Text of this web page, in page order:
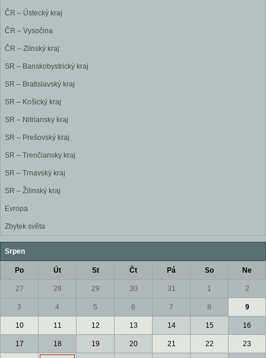
ČR – Ústecký kraj
ČR – Vysočina
ČR – Zlínský kraj
SR – Banskobystrický kraj
SR – Bratislavský kraj
SR – Košický kraj
SR – Nitriansky kraj
SR – Prešovský kraj
SR – Trenčiansky kraj
SR – Trnavský kraj
SR – Žilinský kraj
Evropa
Zbytek světa
Srpen
Po Út St Čt Pá So Ne
27 28 29 30 31 1 2
3 4 5 6 7 8 9
10 11 12 13 14 15 16
17 18 19 20 21 22 23